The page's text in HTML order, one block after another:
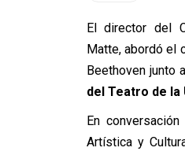
El director del
Matte, abordó el
Beethoven junto
del Teatro de la
En conversación
Artística y